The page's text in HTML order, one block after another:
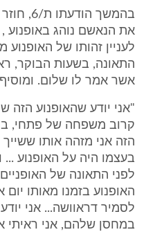
בהמשך
את הנאשם נוהג באופנוע
לעניין זהותו של
התאונה, בשעות הבוקר,
אשר אמר לו שלום. ומוסיף
"אני יודע שהאופנוע הזה
קרוב משפחה של פתחי,
הזה אני מזהה אותו
בעצמו היה על האופנוע
לפני התאונה של
האופנוע בזמנו מאותו יום
לסמיר דראוושה... אני
במחסן שלהם, אני ראיתי